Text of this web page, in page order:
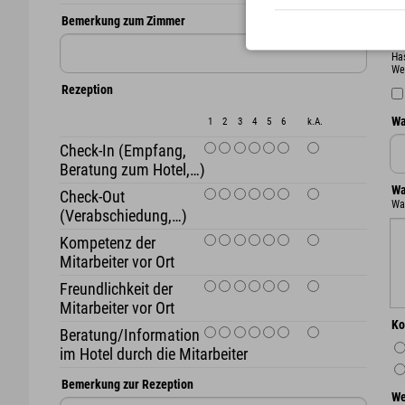
Bemerkung zum Zimmer
Rezeption
1 2 3 4 5 6 k.A.
Check-In (Empfang,
Beratung zum Hotel,…)
Check-Out
(Verabschiedung,…)
Kompetenz der
Mitarbeiter vor Ort
Freundlichkeit der
Mitarbeiter vor Ort
Beratung/Information
im Hotel durch die Mitarbeiter
Bemerkung zur Rezeption